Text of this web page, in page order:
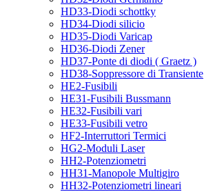
HD33-Diodi schottky
HD34-Diodi silicio
HD35-Diodi Varicap
HD36-Diodi Zener
HD37-Ponte di diodi ( Graetz )
HD38-Soppressore di Transiente
HE2-Fusibili
HE31-Fusibili Bussmann
HE32-Fusibili vari
HE33-Fusibili vetro
HF2-Interruttori Termici
HG2-Moduli Laser
HH2-Potenziometri
HH31-Manopole Multigiro
HH32-Potenziometri lineari